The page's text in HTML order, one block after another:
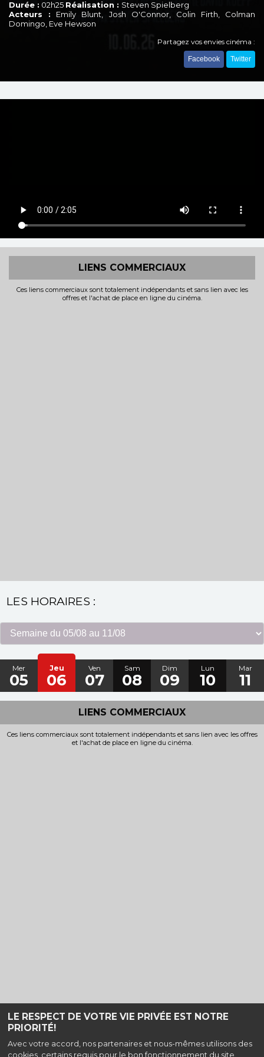
LE RESPECT DE VOTRE VIE PRIVÉE EST NOTRE
PRIORITÉ!
Avec votre accord, nos partenaires et nous-mêmes utilisons des
cookies, certains requis pour le bon fonctionnement du site,
Durée : 02h25 Réalisation : Steven Spielberg
Acteurs : Emily Blunt, Josh O'Connor, Colin Firth, Colman
Domingo, Eve Hewson
Partagez vos envies cinéma :
Facebook Twitter
LIENS COMMERCIAUX
Ces liens commerciaux sont totalement indépendants et sans lien avec les
offres et l'achat de place en ligne du cinéma.
LES HORAIRES :
Mer
05
Jeu
06
Ven
07
Sam
08
Dim
09
Lun
10
Mar
11
LIENS COMMERCIAUX
Ces liens commerciaux sont totalement indépendants et sans lien avec les offres
et l'achat de place en ligne du cinéma.